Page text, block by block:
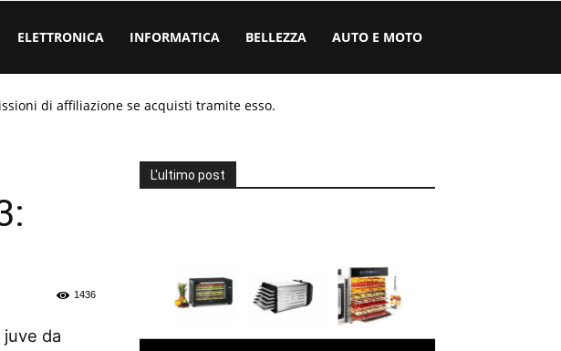
ELETTRONICA INFORMATICA BELLEZZA AUTO E MOTO
di affiliazione se acquisti tramite esso.
1436
da
L'ultimo post